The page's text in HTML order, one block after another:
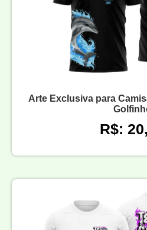
Arte Exclusiva para
R$: